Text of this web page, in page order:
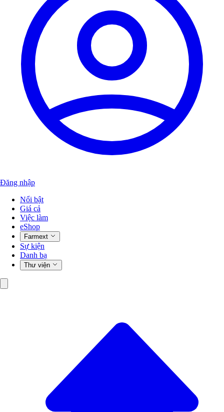
Đăng nhập
Nổi bật
Giá cả
Việc làm
eShop
Farmext
Sự kiện
Danh bạ
Thư viện